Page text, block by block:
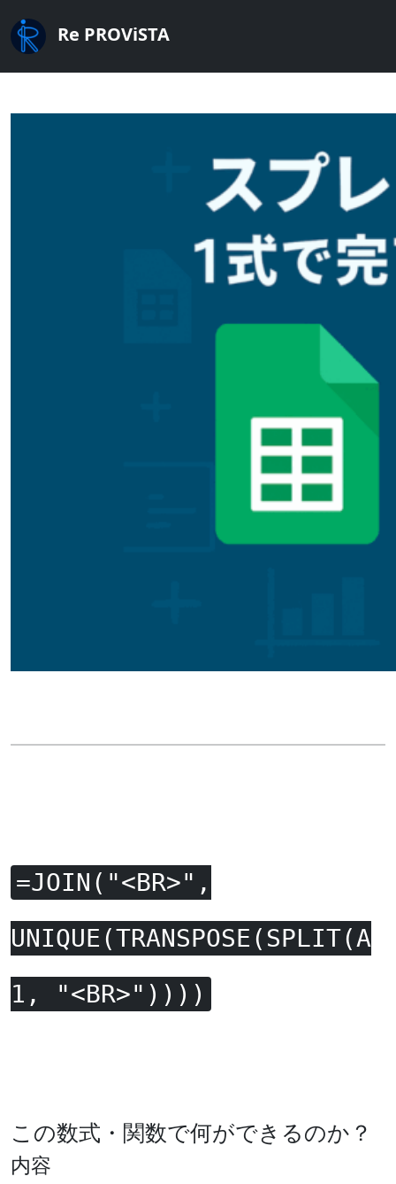
Re PROViSTA
=JOIN("<BR>",
UNIQUE(TRANSPOSE(SPLIT(A
1, "<BR>"))))
この数式・関数で何ができるのか？
内容